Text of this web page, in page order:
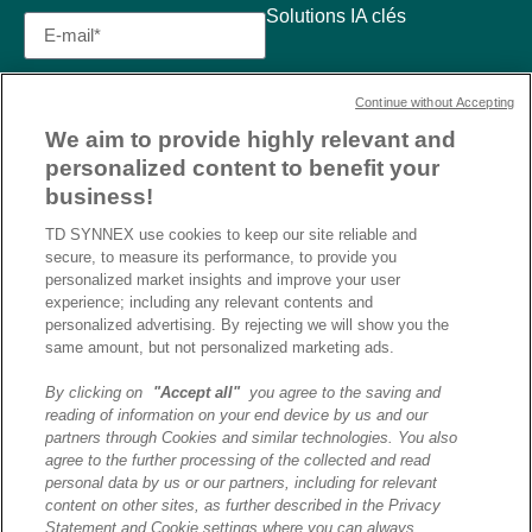
Solutions IA clés
J’ai lu et j’accepte la
politique de confidentialité et
les conditions d’utilisation
de Destination AI.​
We aim to provide highly relevant and
personalized content to benefit your
business!
TD SYNNEX use cookies to keep our site reliable and
secure, to measure its performance, to provide you
personalized market insights and improve your user
experience; including any relevant contents and
personalized advertising. By rejecting we will show you the
same amount, but not personalized marketing ads.
By clicking on "Accept all"you agree to the saving and
reading of information on your end device by us and our
partners through Cookies and similar technologies. You also
agree to the further processing of the collected and read
personal data by us or our partners, including for relevant
content on other sites, as further described in the Privacy
Statement and Cookie settings where you can always
Continue without Accepting